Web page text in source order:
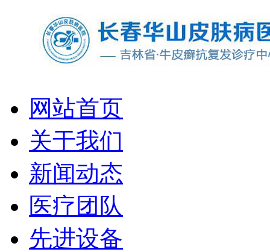
网站首页
关于我们
新闻动态
医疗团队
先进设备